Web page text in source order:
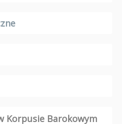
Korpusie Barokowym